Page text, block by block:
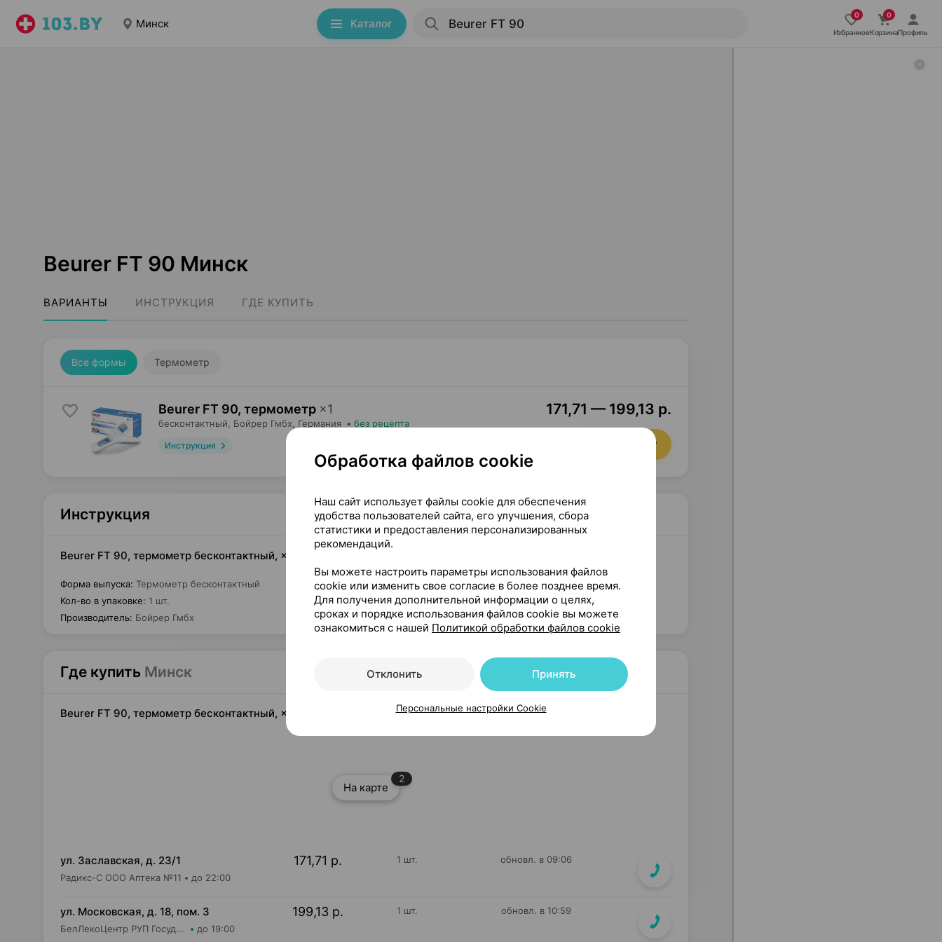
Минск Каталог
ИзбранноеКорзинаПрофиль
Beurer FT 90 Минск
ВАРИАНТЫ ИНСТРУКЦИЯ ГДЕ КУПИТЬ
Все формы Термометр
Beurer FT 90, термометр ×1
бесконтактный, Бойрер Гмбх , Германия • без рецепта
Инструкция
171,71 — 199,13 р.
В корзину
Инструкция
Beurer FT 90, термометр бесконтактный, ×1, Бойрер Гмбх Германия
Форма выпуска: Термометр бесконтактный
Кол-во в упаковке: 1 шт.
Производитель: Бойрер Гмбх
Где купить Минск
Beurer FT 90, термометр бесконтактный, ×1, Бойрер Гмбх Германия
На карте
2
ул. Заславская, д. 23/1
Радикс-С ООО Аптека №11 до 22:00
171,71 р. 1 шт. обновл. в 09:06
ул. Московская, д. 18, пом. 3
БелЛекоЦентр РУП Государственная аптека №5 до 19:00
199,13 р. 1 шт. обновл. в 10:59
Обработка файлов cookie
Наш сайт использует файлы cookie для обеспечения
удобства пользователей сайта, его улучшения, сбора
статистики и предоставления персонализированных
рекомендаций.
Вы можете настроить параметры использования файлов
cookie или изменить свое согласие в более позднее время.
Для получения дополнительной информации о целях,
сроках и порядке использования файлов cookie вы можете
ознакомиться с нашей Политикой обработки файлов cookie
Отклонить Принять
Персональные настройки Cookie